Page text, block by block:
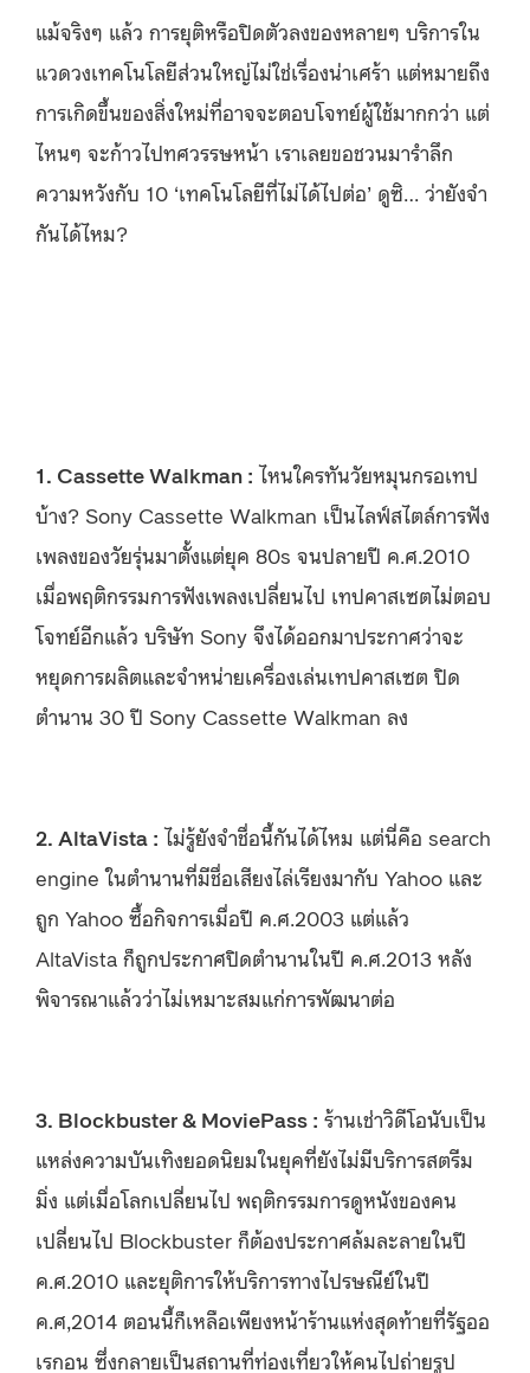
แม้จริงๆ แล้ว การยุติหรือปิดตัวลงของหลายๆ บริการใน
แวดวงเทคโนโลยีส่วนใหญ่ไม่ใช่เรื่องน่าเศร้า แต่หมายถึง
การเกิดขึ้นของสิ่งใหม่ที่อาจจะตอบโจทย์ผู้ใช้มากกว่า แต่
ไหนๆ จะก้าวไปทศวรรษหน้า เราเลยขอชวนมารำลึก
ความหวังกับ 10 ‘เทคโนโลยีที่ไม่ได้ไปต่อ’ ดูซิ… ว่ายังจำ
กันได้ไหม?
1. Cassette Walkman : ไหนใครทันวัยหมุนกรอเทป
บ้าง? Sony Cassette Walkman เป็นไลฟ์สไตล์การฟัง
เพลงของวัยรุ่นมาตั้งแต่ยุค 80s จนปลายปี ค.ศ.2010
เมื่อพฤติกรรมการฟังเพลงเปลี่ยนไป เทปคาสเซตไม่ตอบ
โจทย์อีกแล้ว บริษัท Sony จึงได้ออกมาประกาศว่าจะ
หยุดการผลิตและจำหน่ายเครื่องเล่นเทปคาสเซต ปิด
ตำนาน 30 ปี Sony Cassette Walkman ลง
2. AltaVista : ไม่รู้ยังจำชื่อนี้กันได้ไหม แต่นี่คือ search
engine ในตำนานที่มีชื่อเสียงไล่เรียงมากับ Yahoo และ
ถูก Yahoo ซื้อกิจการเมื่อปี ค.ศ.2003 แต่แล้ว
AltaVista ก็ถูกประกาศปิดตำนานในปี ค.ศ.2013 หลัง
พิจารณาแล้วว่าไม่เหมาะสมแก่การพัฒนาต่อ
3. Blockbuster & MoviePass : ร้านเช่าวิดีโอนับเป็น
แหล่งความบันเทิงยอดนิยมในยุคที่ยังไม่มีบริการสตรีม
มิ่ง แต่เมื่อโลกเปลี่ยนไป พฤติกรรมการดูหนังของคน
เปลี่ยนไป Blockbuster ก็ต้องประกาศล้มละลายในปี
ค.ศ.2010 และยุติการให้บริการทางไปรษณีย์ในปี
ค.ศ,2014 ตอนนี้ก็เหลือเพียงหน้าร้านแห่งสุดท้ายที่รัฐออ
เรกอน ซึ่งกลายเป็นสถานที่ท่องเที่ยวให้คนไปถ่ายรูป